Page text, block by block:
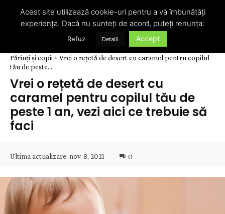
Părinți și copii
Vrei o rețetă de desert cu caramel pentru copilul
tău de peste...
Vrei o rețetă de desert cu
caramel pentru copilul tău de
peste 1 an, vezi aici ce trebuie să
faci
Ultima actualizare: nov. 8, 2021 0
Acest site utilizează cookie-uri pentru a vă îmbunătăți
experiența. Dacă nu sunteți de acord, puteți renunța:
Refuz Detalii Accept